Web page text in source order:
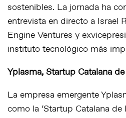
sostenibles. La jornada ha
entrevista en directo a Israel
Engine Ventures y
instituto tecnológico más
Yplasma, Startup Catalana de
La empresa emergente
como la ‘Startup Catalana de